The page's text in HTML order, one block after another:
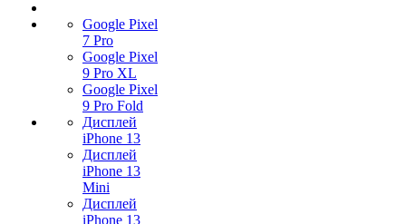
Google Pixel
7 Pro
Google Pixel
9 Pro XL
Google Pixel
9 Pro Fold
Дисплей
iPhone 13
Дисплей
iPhone 13
Mini
Дисплей
iPhone 13